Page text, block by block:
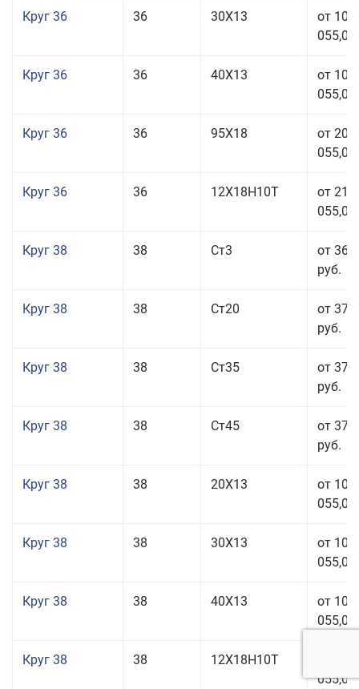
Круг 36 36 30Х13
от 101
055,00
Круг 36 36 40Х13
от 101
055,00
Круг 36 36 95Х18
от 208
055,00
Круг 36 36 12Х18Н10Т
от 210
055,00
Круг 38 38 Ст3
от 36
руб.
Круг 38 38 Ст20
от 37
руб.
Круг 38 38 Ст35
от 37
руб.
Круг 38 38 Ст45
от 37
руб.
Круг 38 38 20Х13
от 101
055,00
Круг 38 38 30Х13
от 101
055,00
Круг 38 38 40Х13
от 101
055,00
Круг 38 38 12Х18Н10Т
055,00